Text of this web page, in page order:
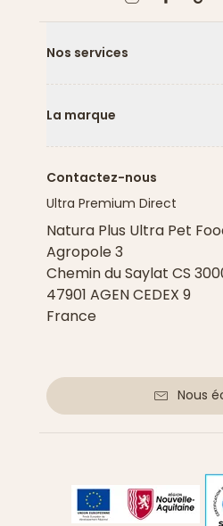
Nos services
La marque
Contactez-nous
Ultra Premium Direct
Natura Plus Ultra Pet
Agropole 3
Chemin du Saylat CS
47901 AGEN CEDEX 9
France
Nous